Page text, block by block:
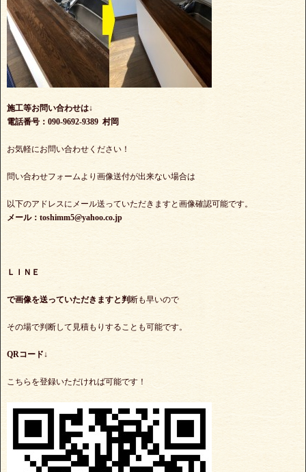
施工等お問い合わせは↓
電話番号：090-9692-9389 村岡
お気軽にお問い合わせください！
問い合わせフォームより画像送付が出来ない場合は
以下のアドレスにメール送っていただきますと画像確認可能です。
メール：toshimm5@yahoo.co.jp
ＬＩＮＥ
で画像を送っていただきますと判 断も早いので
その場で判断して見積もりすることも可能です。
QRコード↓
こちらを登録いただければ可能です！